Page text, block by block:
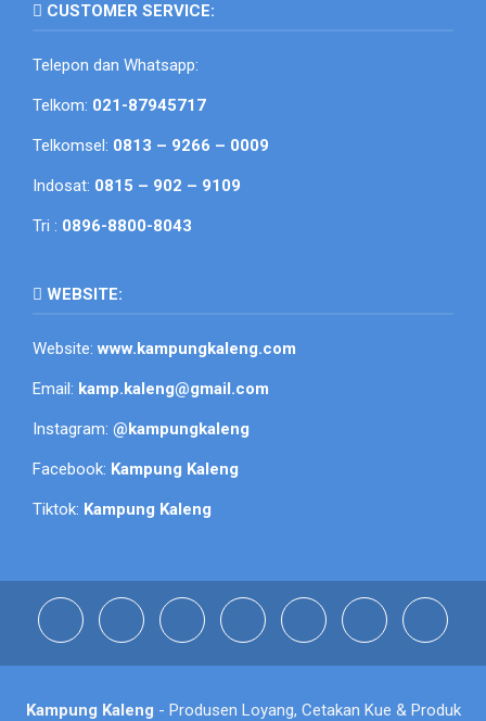
CUSTOMER SERVICE:
Telepon dan Whatsapp:
Telkom: 021-87945717
Telkomsel: 0813 – 9266 – 0009
Indosat: 0815 – 902 – 9109
Tri : 0896-8800-8043
WEBSITE:
Website:www.kampungkaleng.com
Email: kamp.kaleng@gmail.com
Instagram: @kampungkaleng
Facebook: Kampung Kaleng
Tiktok: Kampung Kaleng
Kampung Kaleng - Produsen Loyang, Cetakan Kue & Produk